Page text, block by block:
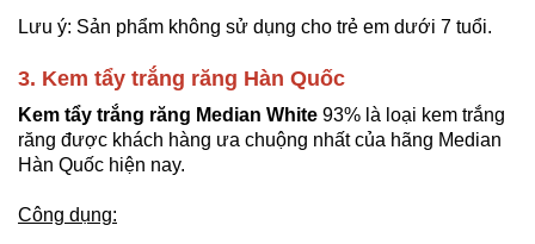
Lưu ý: Sản phẩm không sử dụng cho trẻ em dưới 7 tuổi.
3. Kem tẩy trắng răng Hàn Quốc
Kem tẩy trắng răng Median White 93% là loại kem trắng
răng được khách hàng ưa chuộng nhất của hãng Median
Hàn Quốc hiện nay.
Công dụng: